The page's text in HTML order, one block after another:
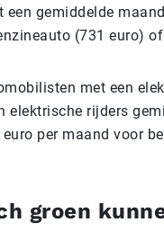
een gemiddelde
(731 euro)
met een
elektrische rijders
per maand voor
groen